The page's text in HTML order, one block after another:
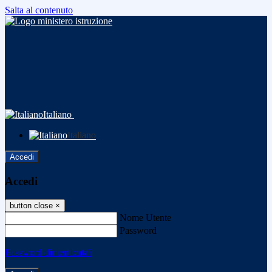
Salta al contenuto
Italiano
Italiano
Accedi
Accedi
button close ×
Nome Utente
Password
Password dimenticata?